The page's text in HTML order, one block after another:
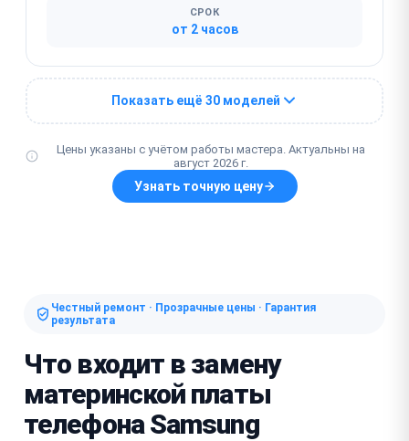
СРОК
от 2 часов
Показать ещё 30 моделей
Цены указаны с учётом работы мастера. Актуальны на
август 2026 г.
Узнать точную цену
Честный ремонт · Прозрачные цены · Гарантия
результата
Что входит в замену
материнской платы
телефона Samsung